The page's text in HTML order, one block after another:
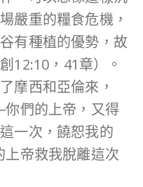
嚴重的糧食危機，
有種植的優勢，故
12:10，41章）。
摩西和亞倫來，
們的上帝，又得
一次，饒恕我的
帝救我脫離這次